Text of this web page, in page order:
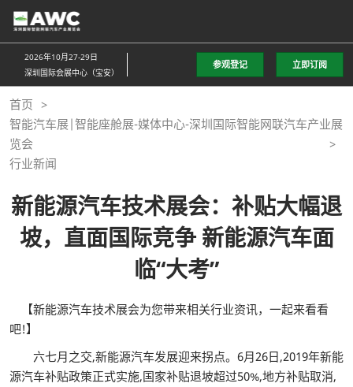
直
接
跳
至
内
容
2026年10月27-29日
深圳国际会展中心（宝安）
参观登记 立即订阅
首页
智能汽车展|智能座舱展-媒体中心-深圳国际智能网联汽车产业展
览会
行业新闻
新能源汽车技术展会：补贴大幅退
坡，直面国际竞争 新能源汽车面
临“大考”
【新能源汽车技术展会为您带来相关行业资讯，一起来看看
吧!】
六七月之交,新能源汽车发展迎来拐点。6月26日,2019年新能
源汽车补贴政策正式实施,国家补贴退坡超过50%,地方补贴取消,